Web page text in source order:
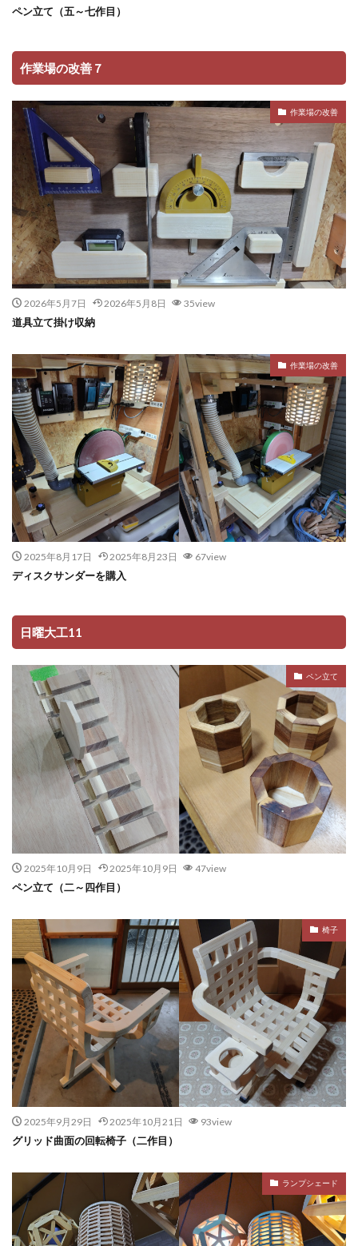
ペン立て（五～七作目）
作業場の改善７
作業場の改善
2026年5月7日 2026年5月8日 35view
道具立て掛け収納
作業場の改善
2025年8月17日 2025年8月23日 67view
ディスクサンダーを購入
日曜大工11
ペン立て
2025年10月9日 2025年10月9日 47view
ペン立て（二～四作目）
椅子
2025年9月29日 2025年10月21日 93view
グリッド曲面の回転椅子（二作目）
ランプシェード